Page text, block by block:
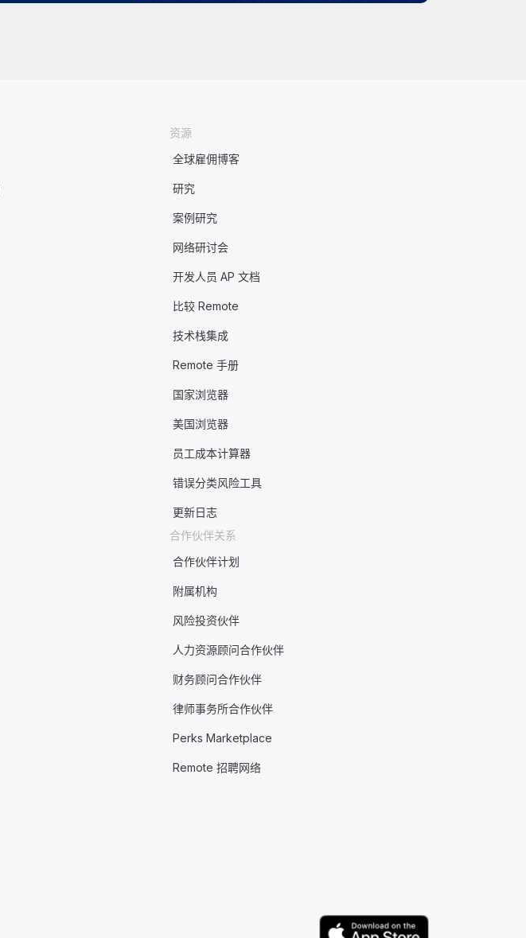
资源
全球雇佣博客
研究
案例研究
网络研讨会
开发人员 AP 文档
比较 Remote
技术栈集成
Remote 手册
国家浏览器
美国浏览器
员工成本计算器
错误分类风险工具
更新日志
合作伙伴关系
合作伙伴计划
附属机构
风险投资伙伴
人力资源顾问合作伙伴
财务顾问合作伙伴
律师事务所合作伙伴
Perks Marketplace
Remote 招聘网络